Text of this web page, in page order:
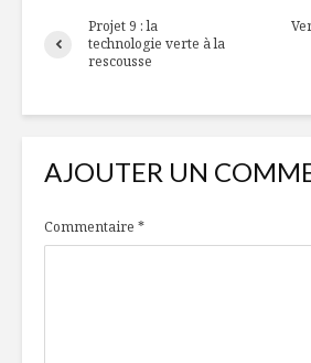
Projet 9 : la
technologie verte à la
rescousse
AJOUTER UN
Commentaire *